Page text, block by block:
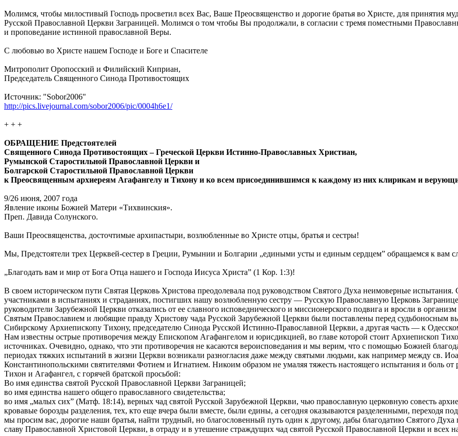
Молимся, чтобы милостивый Господь просветил всех Вас, Ваше Преосвященство и дорогие братья во Христе, для принятия
Русской Православной Церкви Заграницей. Молимся о том чтобы Вы продолжали, в согласии с тремя поместными
и проповедание истинной православной Веры.
С любовью во Христе нашем Господе и Боге и Спасителе
Митрополит Оропосский и Филийский Киприан,
Председатель Священного Синода Противостоящих
Источник: "Sobor2006"
http://pics.livejournal.com/sobor2006/pic/0004h6e1/
+ + +
ОБРАЩЕНИЕ Предстоятелей
Священного Синода Противостоящих – Греческой Церкви Истинно-Православных Христиан,
Румынской Старостильной Православной Церкви и
Болгарской Старостильной Православной Церкви
к Преосвященным архиереям Агафангелу и Тихону и ко всем присоединившимся к каждому из них клирикам и
9/26 июня, 2007 года
Явление иконы Божией Матери «Тихвинския».
Преп. Давида Солунского.
Ваши Преосвященства, досточтимые архипастыри, возлюбленные во Христе отцы, братья и сестры!
Мы, Предстоятели трех Церквей-сестер в Греции, Румынии и Болгарии „едиными усты и единым сердцем” обращаемся к вам
„Благодать вам и мир от Бога Отца нашего и Господа Иисуса Христа” (1 Кор. 1:3)!
В своем историческом пути Святая Церковь Христова преодолевала под руководством Святого Духа неимоверные
участниками в испытаниях и страданиях, постигших нашу возлюбленную сестру — Русскую Православную Церковь
руководители Зарубежной Церкви отказались от ее славного исповеднического и миссионерского подвига и вросли в
Святым Православием и любящие правду Христову чада Русской Зарубежной Церкви были поставлены перед судьбоносным
Сибирскому Архиепископу Тихону, председателю Синода Русской Истинно-Православной Церкви, а другая часть — к
Нам известны острые противоречия между Епископом Агафангелом и юрисдикцией, во главе которой стоит Архиепископ
источниках. Очевидно, однако, что эти противоречия не касаются вероисповедания и мы верим, что с помощью Божией
периодах тяжких испытаний в жизни Церкви возникали разногласия даже между святыми людьми, как например между св.
Константинопольскими святителями Фотием и Игнатием. Никоим образом не умаляя тяжесть настоящего испытания и боль
Тихон и Агафангел, с горячей братской просьбой:
Во имя единства святой Русской Православной Церкви Заграницей;
во имя единства нашего общего православного свидетельства;
во имя „малых сих” (Матф. 18:14), верных чад святой Русской Зарубежной Церкви, чью православную церковную совесть
кровавые борозды разделения, тех, кто еще вчера были вместе, были едины, а сегодня оказываются разделенными, переходя
мы просим вас, дорогие наши братья, найти трудный, но благословенный путь один к другому, дабы благодатию Святого Духа
славу Православной Христовой Церкви, в отраду и в утешение страждущих чад святой Русской Православной Церкви и